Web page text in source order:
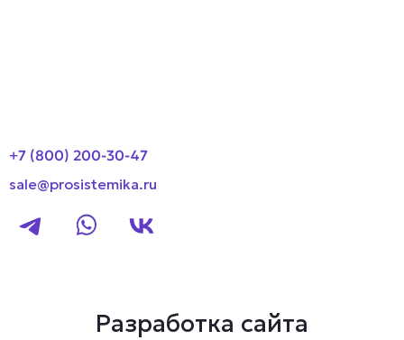
+7 (800) 200-30-47
sale@prosistemika.ru
Разработка сайта